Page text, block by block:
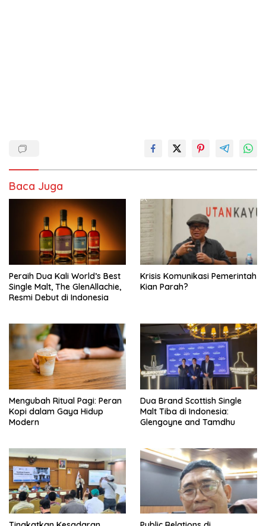
Baca Juga
Peraih Dua Kali World’s Best
Single Malt, The GlenAllachie,
Resmi Debut di Indonesia
Krisis Komunikasi Pemerintah
Kian Parah?
Mengubah Ritual Pagi: Peran
Kopi dalam Gaya Hidup
Modern
Dua Brand Scottish Single
Malt Tiba di Indonesia:
Glengoyne and Tamdhu